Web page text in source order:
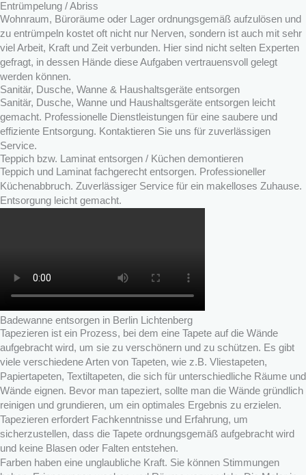
Entrümpelung / Abriss
Wohnraum, Büroräume oder Lager ordnungsgemäß aufzulösen und
zu entrümpeln kostet oft nicht nur Nerven, sondern ist auch mit sehr
viel Arbeit, Kraft und Zeit verbunden. Hier sind nicht selten Experten
gefragt, in dessen Hände diese Aufgaben vertrauensvoll gelegt
werden können.
Sanitär, Dusche, Wanne & Haushaltsgeräte entsorgen
Sanitär, Dusche, Wanne und Haushaltsgeräte entsorgen leicht
gemacht. Professionelle Dienstleistungen für eine saubere und
effiziente Entsorgung. Kontaktieren Sie uns für zuverlässigen
Service.
Teppich bzw. Laminat entsorgen / Küchen demontieren
Teppich und Laminat fachgerecht entsorgen. Professioneller
Küchenabbruch. Zuverlässiger Service für ein makelloses Zuhause.
Entsorgung leicht gemacht.
Badewanne entsorgen in Berlin Lichtenberg
Tapezieren ist ein Prozess, bei dem eine Tapete auf die Wände
aufgebracht wird, um sie zu verschönern und zu schützen. Es gibt
viele verschiedene Arten von Tapeten, wie z.B. Vliestapeten,
Papiertapeten, Textiltapeten, die sich für unterschiedliche Räume und
Wände eignen. Bevor man tapeziert, sollte man die Wände gründlich
reinigen und grundieren, um ein optimales Ergebnis zu erzielen.
Tapezieren erfordert Fachkenntnisse und Erfahrung, um
sicherzustellen, dass die Tapete ordnungsgemäß aufgebracht wird
und keine Blasen oder Falten entstehen.
Farben haben eine unglaubliche Kraft. Sie können Stimmungen